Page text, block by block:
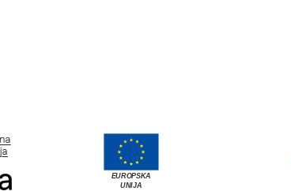
EUROPSKA
UNIJA